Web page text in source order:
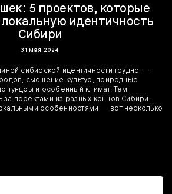
5 проектов, которые
идентичность
Сибири
31 мая 2024
сибирской идентичности трудно —
смешение культур, природные
тундры и особенный климат. Тем
за проектами из разных концов Сибири,
особенностями — вот несколько